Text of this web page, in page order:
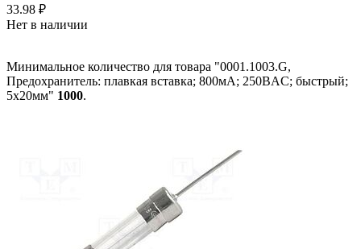
33.98 ₽
Нет в наличии
Минимальное количество для товара "0001.1003.G,
Предохранитель: плавкая вставка; 800мА; 250ВAC; быстрый;
5x20мм" 1000.